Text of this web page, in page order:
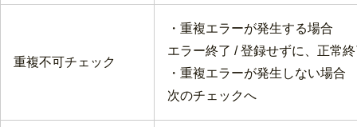
重複不可チェック
・重複エラーが発生する場合
エラー終了 / 登録せずに、正常
・重複エラーが発生しない場合
次のチェックへ